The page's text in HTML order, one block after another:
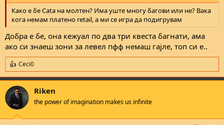
Како е бе Cata на молтен? Има уште многу багови или не? Вака
кога немам платено retail, а ми се игра да подигрувам
Добра е бе, она кежуал по два три квеста багнати, ама
ако си знаеш зони за левел пфф немаш гајле, топ си е..
R
e
a
c
t
i
Ceci0
Riken
the power of imagination makes us infinite